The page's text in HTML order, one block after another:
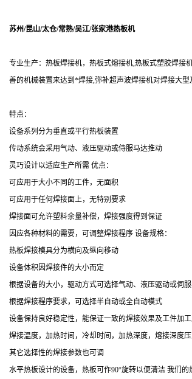
苏州/昆山/太仓/常熟/吴江/张家港热板机
专业生产：热板焊接机，热板式熔接机,热板式塑胶焊接
善的机械装置来达到*焊接,弥补超声波焊接机对焊接大
特点：
设备系列分为垂直或平行热板装置
传动系统会采用气动、液压驱动或侍服马达推动
灵巧设计以适应生产所需 优点：
可应用于大小不同的工件，无面积
可应用于任何焊接面上，无特别要求
焊接面可允许塑料余量补偿，焊接强度得到保证
因应各种材料的需要，可调整焊接程序 设备规格：
热板焊接模具分为横向及纵向移动
设备体积因焊接件的大小而定
根据设备的大小，驱动方式可选择气动、液压驱动或伺
根据焊接程序要求，可选择半自动或全自动模式
设备保持良好稳定性，能保证一致的焊接效果及工件加
焊接温度，加热时间，冷却时间，加热深度，熔接深度
其它选择性的焊接参数也可调
水平热板设计的设备，热板可作90°旋转以便清洁 我们